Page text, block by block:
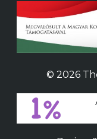
© 2026